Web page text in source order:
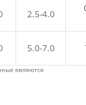
2.5-4.0
5.0-7.0
являются